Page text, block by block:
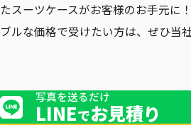
たスーツケースがお客様のお手元に
ブルな価格で受けたい方は、ぜひ当
写真を送るだけ
LINEでお見積り